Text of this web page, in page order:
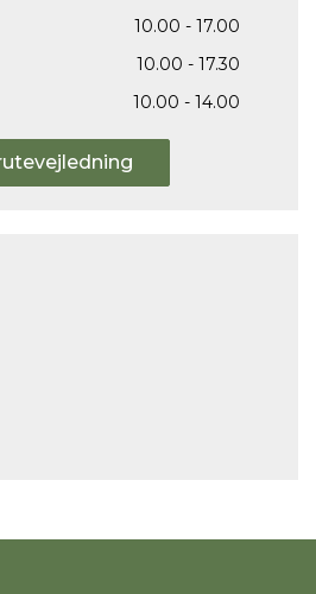
10.00 - 17.00
10.00 - 17.30
10.00 - 14.00